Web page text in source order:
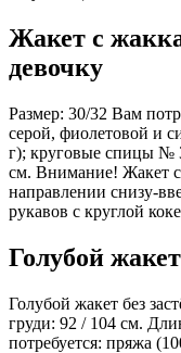
Жакет с
девочку
Размер: 30/32 Вам
серой, фиолетовой и
г); круговые спицы №
см. Внимание! Жакет
направлении снизу-
рукавов с круглой
Голубой
Голубой жакет без
груди: 92 / 104 см.
потребуется: пряжа